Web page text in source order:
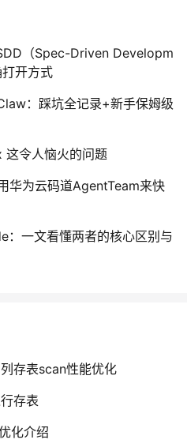
（Spec-Driven Developm
开方式
：踩坑全记录+新手保姆级
这令人恼火的问题
华为云码道AgentTeam来快
一文看懂两者的核心区别与
存表scan性能优化
存表
化介绍